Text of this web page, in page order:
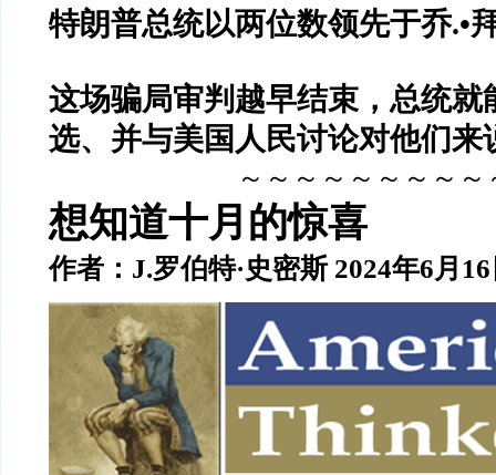
特朗普总统以两位数领先于乔.•
这场骗局审判越早结束，总统就
选、并与美国人民讨论对他们来
～～～～～～～～～
想知道十月的惊喜
作者：J.罗伯特·史密斯 2024年6月